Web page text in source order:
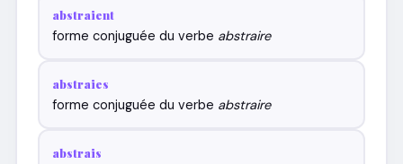
abstraient
forme conjuguée du verbe abstraire
abstraies
forme conjuguée du verbe abstraire
abstrais